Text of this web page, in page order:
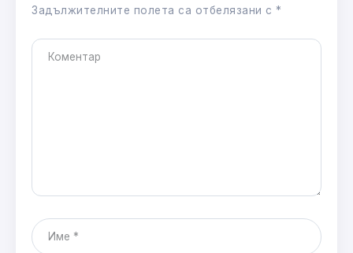
Задължителните полета са отбелязани с *